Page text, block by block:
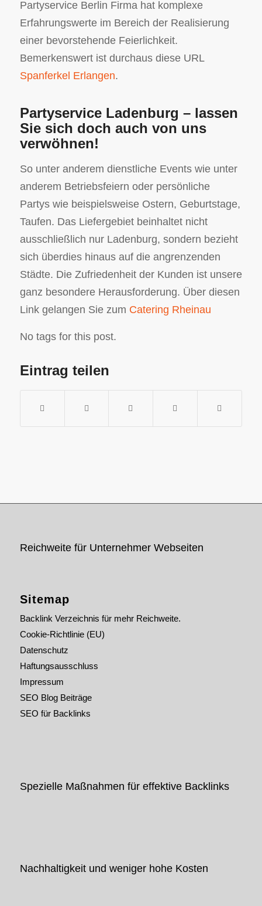
Partyservice Berlin Firma hat komplexe
Erfahrungswerte im Bereich der Realisierung
einer bevorstehende Feierlichkeit.
Bemerkenswert ist durchaus diese URL
Spanferkel Erlangen.
Partyservice Ladenburg – lassen
Sie sich doch auch von uns
verwöhnen!
So unter anderem dienstliche Events wie unter
anderem Betriebsfeiern oder persönliche
Partys wie beispielsweise Ostern, Geburtstage,
Taufen. Das Liefergebiet beinhaltet nicht
ausschließlich nur Ladenburg, sondern bezieht
sich überdies hinaus auf die angrenzenden
Städte. Die Zufriedenheit der Kunden ist unsere
ganz besondere Herausforderung. Über diesen
Link gelangen Sie zum Catering Rheinau
No tags for this post.
Eintrag teilen
Reichweite für Unternehmer Webseiten
Sitemap
Backlink Verzeichnis für mehr Reichweite.
Cookie-Richtlinie (EU)
Datenschutz
Haftungsausschluss
Impressum
SEO Blog Beiträge
SEO für Backlinks
Spezielle Maßnahmen für effektive Backlinks
Nachhaltigkeit und weniger hohe Kosten